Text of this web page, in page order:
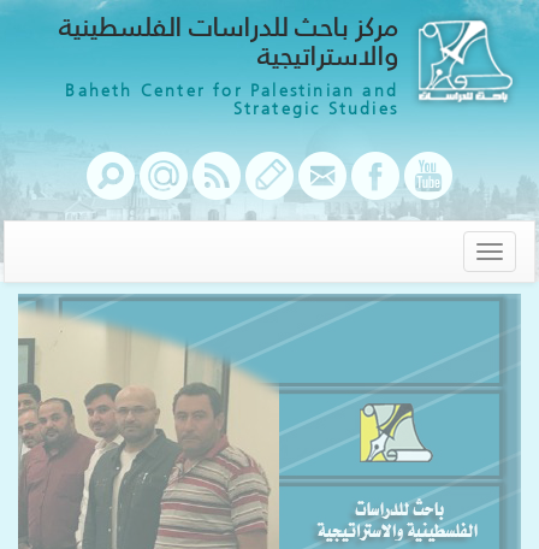
مركز باحث للدراسات الفلسطينية
والاستراتيجية
Baheth Center for Palestinian and
Strategic Studies
Toggle
navigation